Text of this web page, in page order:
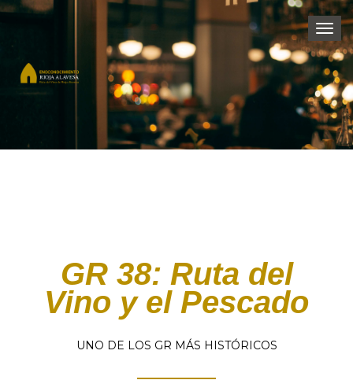
GR 38: Ruta del
Vino y el Pescado
UNO DE LOS GR MÁS HISTÓRICOS